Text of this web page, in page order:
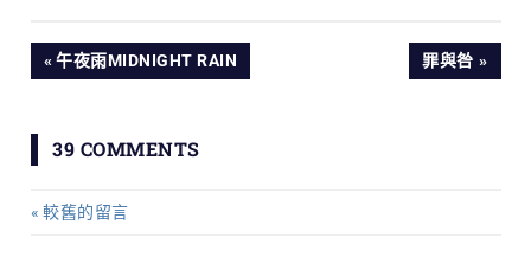
文
導
覽
PREVIOUS
午夜雨MIDNIGHT RAIN
NEXT
罪與咎
39 COMMENTS
留
較舊的留言